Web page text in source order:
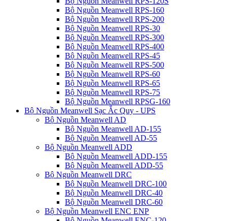
Bộ Nguồn Meanwell RPS-160
Bộ Nguồn Meanwell RPS-200
Bộ Nguồn Meanwell RPS-30
Bộ Nguồn Meanwell RPS-300
Bộ Nguồn Meanwell RPS-400
Bộ Nguồn Meanwell RPS-45
Bộ Nguồn Meanwell RPS-500
Bộ Nguồn Meanwell RPS-60
Bộ Nguồn Meanwell RPS-65
Bộ Nguồn Meanwell RPS-75
Bộ Nguồn Meanwell RPSG-160
Bộ Nguồn Meanwell Sạc Ắc Quy - UPS
Bộ Nguồn Meanwell AD
Bộ Nguồn Meanwell AD-155
Bộ Nguồn Meanwell AD-55
Bộ Nguồn Meanwell ADD
Bộ Nguồn Meanwell ADD-155
Bộ Nguồn Meanwell ADD-55
Bộ Nguồn Meanwell DRC
Bộ Nguồn Meanwell DRC-100
Bộ Nguồn Meanwell DRC-40
Bộ Nguồn Meanwell DRC-60
Bộ Nguồn Meanwell ENC ENP